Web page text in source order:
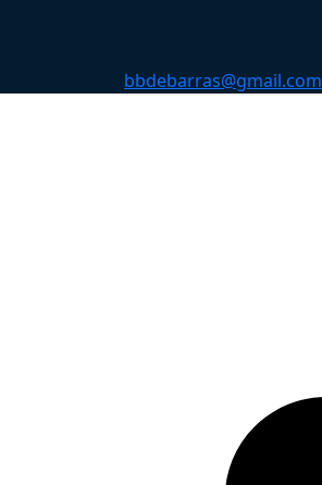
bbdebarras@gmail.com